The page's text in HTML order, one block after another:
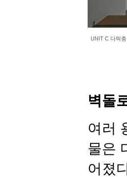
UNIT C 다락층
벽돌
여러
물은
어졌